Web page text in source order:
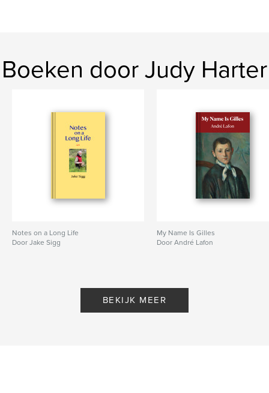
Boeken door Judy Harter
Notes on a Long Life
Door Jake Sigg
My Name Is Gilles
Door André Lafon
BEKIJK MEER